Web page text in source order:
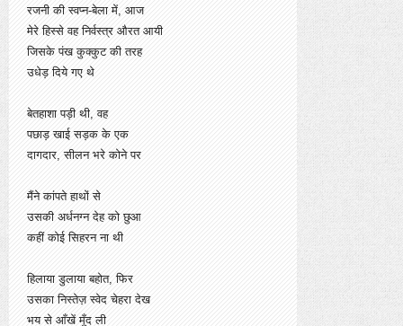
रजनी की स्वप्न-बेला में, आज
मेरे हिस्से वह निर्वस्त्र औरत आयी
जिसके पंख कुक्कुट की तरह
उधेड़ दिये गए थे
बेतहाशा पड़ी थी, वह
पछाड़ खाई सड़क के एक
दागदार, सीलन भरे कोने पर
मैंने कांपते हाथों से
उसकी अर्धनग्न देह को छुआ
कहीं कोई सिहरन ना थी
हिलाया डुलाया बहोत, फिर
उसका निस्तेज़ स्वेद चेहरा देख
भय से आँखें मूँद ली